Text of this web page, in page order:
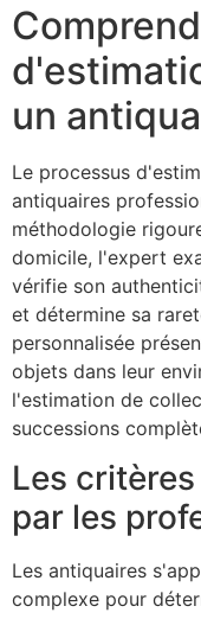
un
Le processus
antiquaires
méthodologie
domicile, l'expert
vérifie son
et détermine sa
personnalisée
objets dans leur
l'estimation de
successions
Les
par les
Les antiquaires
complexe pour